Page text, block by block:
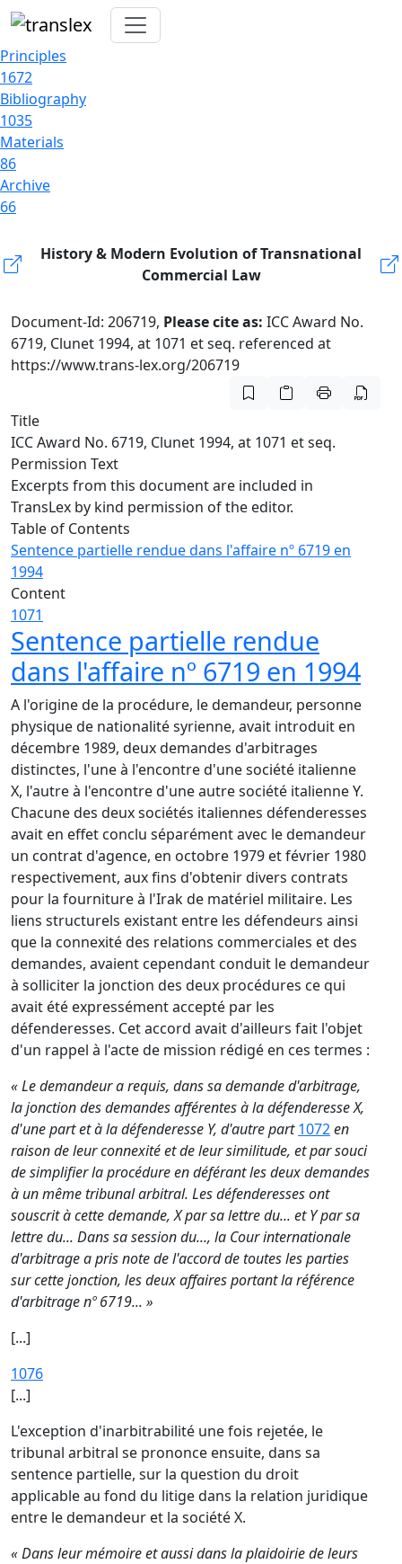
Principles
1672
Bibliography
1035
Materials
86
Archive
66
History & Modern Evolution of Transnational
Commercial Law
Document-Id: 206719, Please cite as: ICC Award No.
6719, Clunet 1994, at 1071 et seq. referenced at
https://www.trans-lex.org/206719
Title
ICC Award No. 6719, Clunet 1994, at 1071 et seq.
Permission Text
Excerpts from this document are included in
TransLex by kind permission of the editor.
Table of Contents
Sentence partielle rendue dans l'affaire nº 6719 en
1994
Content
1071
Sentence partielle rendue
dans l'affaire nº 6719 en 1994
A l'origine de la procédure, le demandeur, personne
physique de nationalité syrienne, avait introduit en
décembre 1989, deux demandes d'arbitrages
distinctes, l'une à l'encontre d'une société italienne
X, l'autre à l'encontre d'une autre société italienne Y.
Chacune des deux sociétés italiennes défenderesses
avait en effet conclu séparément avec le demandeur
un contrat d'agence, en octobre 1979 et février 1980
respectivement, aux fins d'obtenir divers contrats
pour la fourniture à l'Irak de matériel militaire. Les
liens structurels existant entre les défendeurs ainsi
que la connexité des relations commerciales et des
demandes, avaient cependant conduit le demandeur
à solliciter la jonction des deux procédures ce qui
avait été expressément accepté par les
défenderesses. Cet accord avait d'ailleurs fait l'objet
d'un rappel à l'acte de mission rédigé en ces termes :
« Le demandeur a requis, dans sa demande d'arbitrage,
la jonction des demandes afférentes à la défenderesse X,
d'une part et à la défenderesse Y, d'autre part 1072en
raison de leur connexité et de leur similitude, et par souci
de simplifier la procédure en déférant les deux demandes
à un même tribunal arbitral. Les défenderesses ont
souscrit à cette demande, X par sa lettre du... et Y par sa
lettre du... Dans sa session du..., la Cour internationale
d'arbitrage a pris note de l'accord de toutes les parties
sur cette jonction, les deux affaires portant la référence
d'arbitrage nº 6719... »
[...]
1076
[...]
L'exception d'inarbitrabilité une fois rejetée, le
tribunal arbitral se prononce ensuite, dans sa
sentence partielle, sur la question du droit
applicable au fond du litige dans la relation juridique
entre le demandeur et la société X.
« Dans leur mémoire et aussi dans la plaidoirie de leurs